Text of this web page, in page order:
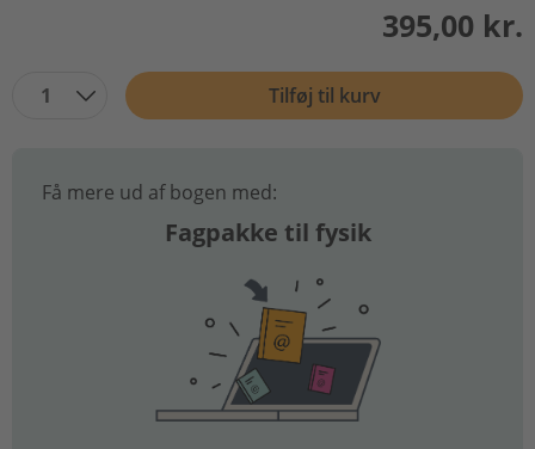
395,00 kr.
1 Tilføj til kurv
Få mere ud af bogen med:
Fagpakke til fysik